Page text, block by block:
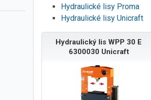
Hydraulické lisy Proma
Hydraulické lisy Unicraft
Hydraulický lis WPP 30 E
6300030 Unicraft